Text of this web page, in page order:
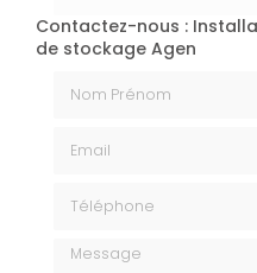
Contactez-nous :
de stockage Agen
Message